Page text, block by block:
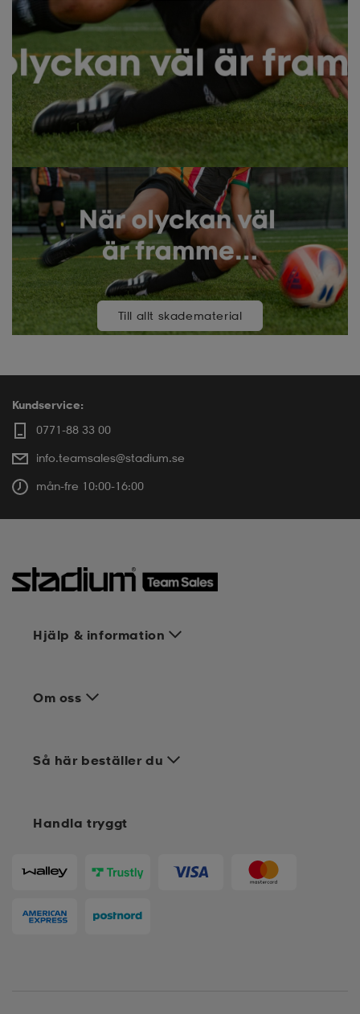
Till allt skadematerial
Kundservice:
0771-88 33 00
info.teamsales@stadium.se
mån-fre 10:00-16:00
Hjälp & information
Om oss
Handla tryggt
Så här beställer du